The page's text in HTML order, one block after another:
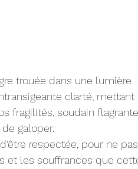
trouée dans une lumière
clarté, mettant
fragilités, soudain
galoper.
respectée, pour ne
et les souffrances que